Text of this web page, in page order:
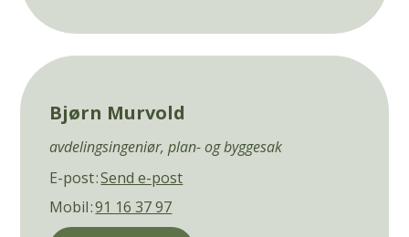
Bjørn Murvold
avdelingsingeniør, plan- og byggesak
E-postSend e-post
Mobil91 16 37 97